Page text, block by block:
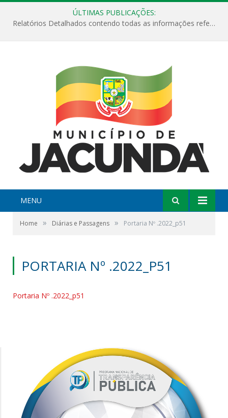
ÚLTIMAS PUBLICAÇÕES:
Relatórios Detalhados contendo todas as informações referentes a execução de recursos destinados ao fomento de projetos culturais no Município de Jacundá entre os anos de 2022 ao presente ano de 2026.
MENU
Home » Diárias e Passagens » Portaria Nº .2022_p51
PORTARIA Nº .2022_P51
Portaria Nº .2022_p51